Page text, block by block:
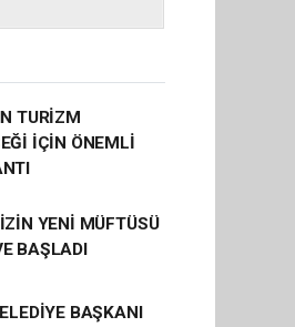
TURİZM
İÇİN ÖNEMLİ
YENİ MÜFTÜSÜ
BAŞLADI
BAŞKANI